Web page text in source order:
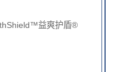
益爽护盾®